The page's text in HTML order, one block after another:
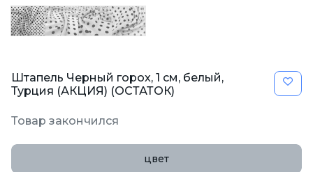
Штапель Черный горох, 1 см, белый,
Турция (АКЦИЯ) (ОСТАТОК)
Товар закончился
цвет